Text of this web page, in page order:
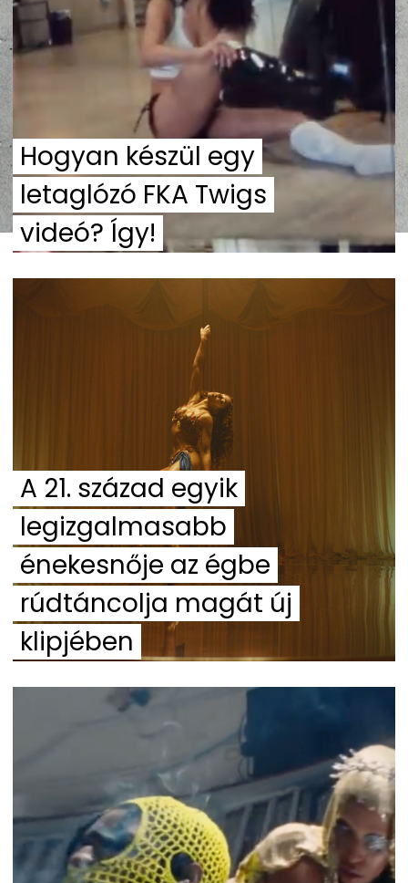
Hogyan készül egy
letaglózó FKA Twigs
videó? Így!
A 21. század egyik
legizgalmasabb
énekesnője az égbe
rúdtáncolja magát új
klipjében